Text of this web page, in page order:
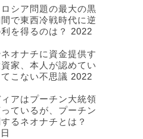
シア問題の最大の黒
で東西冷戦時代に逆
を得るのは？
2022
オナチに資金提供す
家、本人が認めてい
こない不思議 2022
アはプーチン大統領
ているが、プーチン
るネオナチとは？